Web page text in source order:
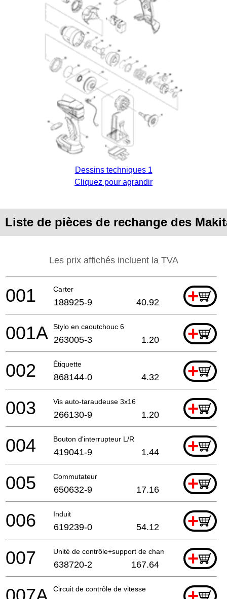
Dessins techniques 1
Cliquez pour agrandir
Liste de pièces de rechange des
Les prix affichés incluent la TVA
Carter +
001 188925-9 40.92
Stylo en caoutchouc 6 +
001A 263005-3 1.20
Étiquette +
002 868144-0 4.32
Vis auto-taraudeuse 3x16 +
003 266130-9 1.20
Bouton d'interrupteur L/R +
004 419041-9 1.44
Commutateur +
005 650632-9 17.16
Induit +
006 619239-0 54.12
Unité de contrôle+support de champ +
007 638720-2 167.64
Circuit de contrôle de vitesse